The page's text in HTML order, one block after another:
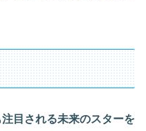
目される未来のスターを